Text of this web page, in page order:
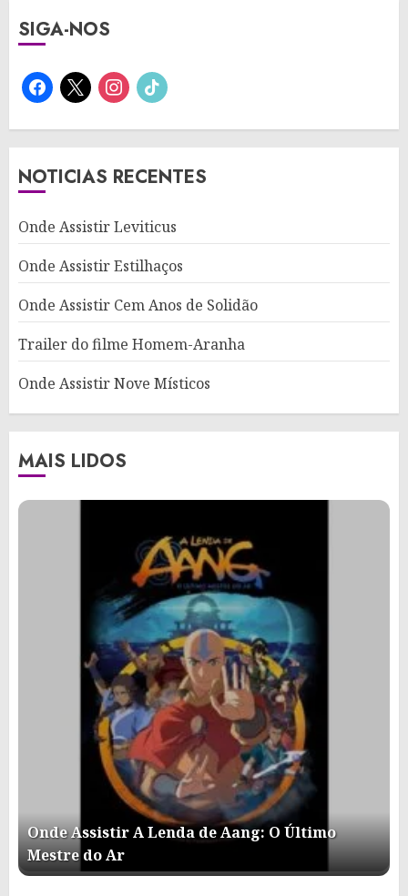
SIGA-NOS
facebook
x instagram
tiktok
NOTICIAS RECENTES
Onde Assistir Leviticus
Onde Assistir Estilhaços
Onde Assistir Cem Anos de Solidão
Trailer do filme Homem-Aranha
Onde Assistir Nove Místicos
MAIS LIDOS
Onde Assistir A Lenda de Aang: O Último
Mestre do Ar